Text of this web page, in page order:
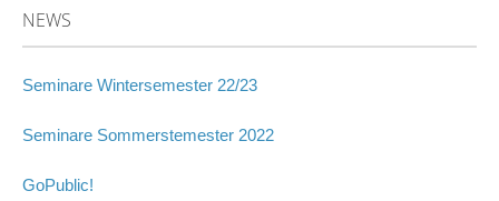
NEWS
Seminare Wintersemester 22/23
Seminare Sommerstemester 2022
GoPublic!